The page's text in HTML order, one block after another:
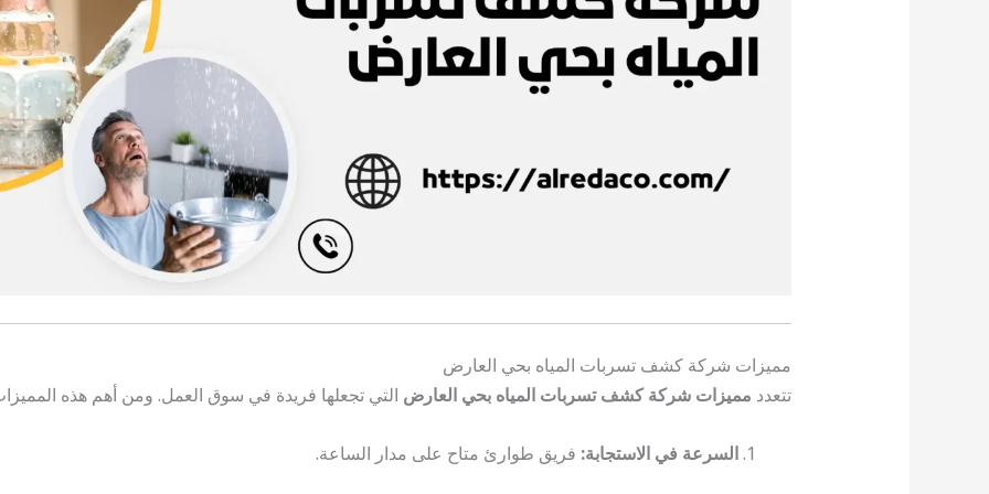
مميزات شركة كشف تسربات المياه بحي العارض
تتعدد مميزات شركة كشف تسربات المياه بحي العارض التي تجعلها فريدة في سوق العمل. ومن أهم هذه
السرعة في الاستجابة: فريق طوارئ متاح على مدار الساعة.